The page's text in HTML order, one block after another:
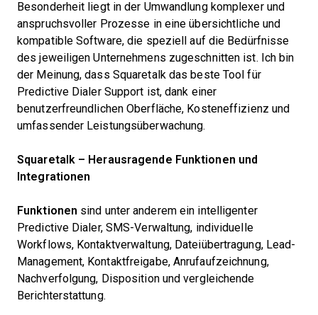
Besonderheit liegt in der Umwandlung komplexer und
anspruchsvoller Prozesse in eine übersichtliche und
kompatible Software, die speziell auf die Bedürfnisse
des jeweiligen Unternehmens zugeschnitten ist. Ich bin
der Meinung, dass Squaretalk das beste Tool für
Predictive Dialer Support ist, dank einer
benutzerfreundlichen Oberfläche, Kosteneffizienz und
umfassender Leistungsüberwachung.
Squaretalk – Herausragende Funktionen und
Integrationen
Funktionen sind unter anderem ein intelligenter
Predictive Dialer, SMS-Verwaltung, individuelle
Workflows, Kontaktverwaltung, Dateiübertragung, Lead-
Management, Kontaktfreigabe, Anrufaufzeichnung,
Nachverfolgung, Disposition und vergleichende
Berichterstattung.